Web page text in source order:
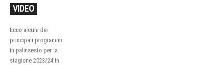
VIDEO
Ecco alcuni dei
principali programmi
in palinsesto per la
stagione 2023/24 in